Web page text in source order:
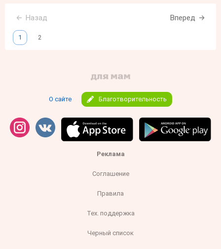
Назад Вперед
1 2
О сайте Благотворительность
Реклама
Соглашение
Правила
Тех. поддержка
Черный список